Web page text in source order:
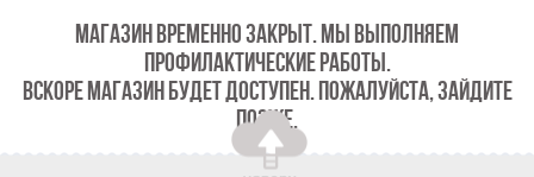
МАГАЗИН ВРЕМЕННО ЗАКРЫТ. МЫ ВЫПОЛНЯЕМ
ПРОФИЛАКТИЧЕСКИЕ РАБОТЫ.
ВСКОРЕ МАГАЗИН БУДЕТ ДОСТУПЕН. ПОЖАЛУЙСТА, ЗАЙДИТЕ
ПОЗЖЕ.